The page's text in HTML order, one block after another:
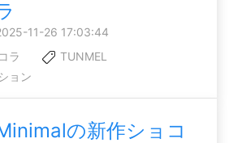
11-26 17:03:44
ラ
TUNMEL
ョン
の新作ショコ